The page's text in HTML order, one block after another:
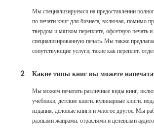
Мы специализируемся на предоставлении
по печати книг для бизнеса, включая, помимо
твердом и мягком переплете, офсетную печать и
специализированную печать. Мы также
сопутствующие услуги, такие как переплет,
2
Какие типы книг вы можете
Мы можем печатать различные виды книг,
учебники, детские книги, кулинарные книги,
издания, деловые книги и многое другое. Мы
разными жанрами, отраслями и целевыми